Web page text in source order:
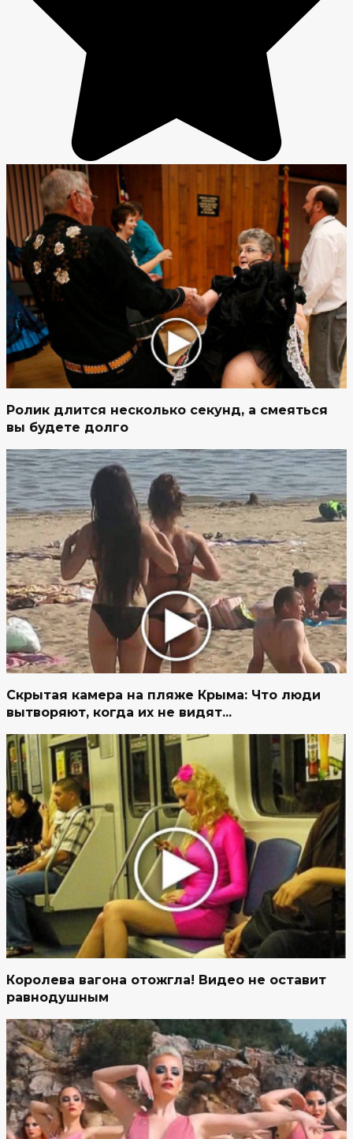
Ролик длится несколько секунд, а смеяться
вы будете долго
Скрытая камера на пляже Крыма: Что люди
вытворяют, когда их не видят...
Королева вагона отожгла! Видео не оставит
равнодушным